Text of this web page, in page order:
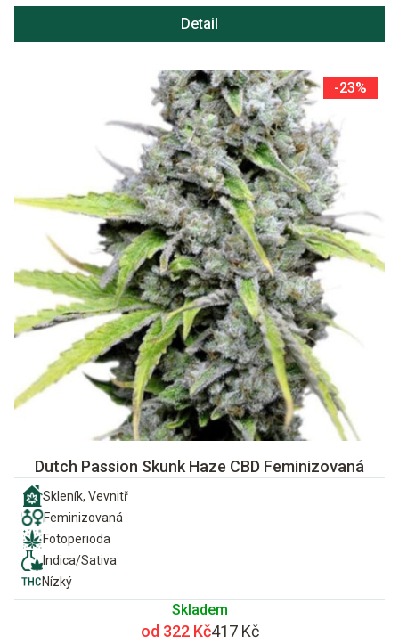
Detail
-23%
Dutch Passion Skunk Haze CBD Feminizovaná
Skleník, Vevnitř
Feminizovaná
Fotoperioda
Indica/Sativa
Nízký
Skladem
od 322 Kč417 Kč